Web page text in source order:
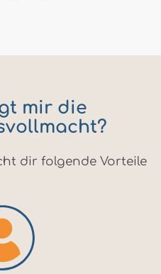
mir die
dir folgende Vorteile